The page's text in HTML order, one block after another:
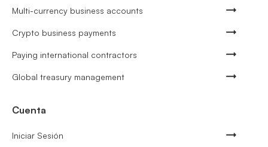
Multi-currency business accounts
Crypto business payments
Paying international contractors
Global treasury management
Cuenta
Iniciar Sesión